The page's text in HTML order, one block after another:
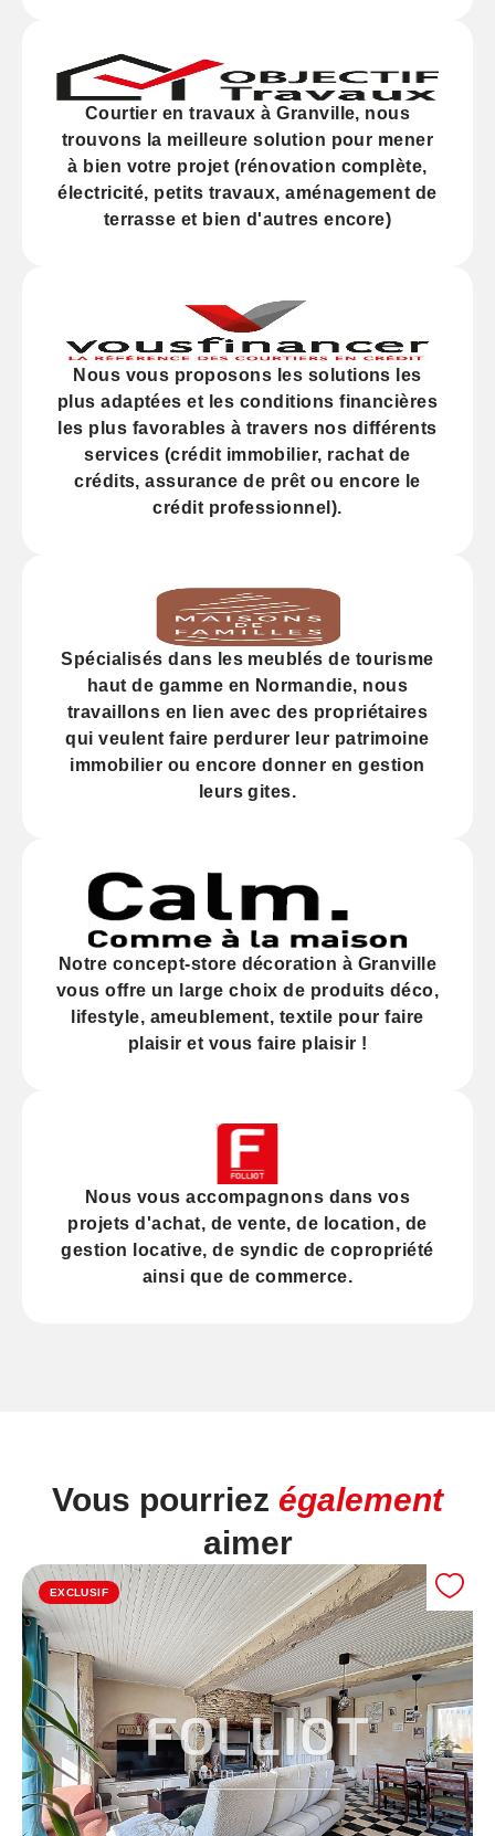
Courtier en travaux à Granville, nous
trouvons la meilleure solution pour mener
à bien votre projet (rénovation complète,
électricité, petits travaux, aménagement de
terrasse et bien d'autres encore)
Nous vous proposons les solutions les
plus adaptées et les conditions financières
les plus favorables à travers nos différents
services (crédit immobilier, rachat de
crédits,assurance de prêt ou encore le
crédit professionnel).
Spécialisés dans les meublés de tourisme
haut de gamme en Normandie, nous
travaillons en lien avec des propriétaires
qui veulent faire perdurer leur patrimoine
immobilier ou encore donner en gestion
leurs gites.
Notre concept-store décoration à Granville
vous offre un large choix de produits déco,
lifestyle, ameublement, textile pour faire
plaisir et vous faire plaisir !
Nous vous accompagnons dans vos
projets d'achat, devente, de location, de
gestion locative, de syndic de copropriété
ainsi que de commerce.
Vous pourriez également
aimer
EXCLUSIF